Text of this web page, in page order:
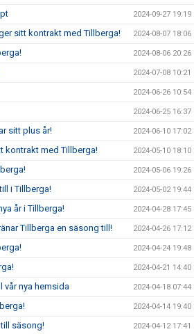
2024-09-27 19:19
sitt kontrakt med Tillberga! 2024-08-07 18:06
2024-08-06 20:26
2024-07-08 10:21
2024-06-26 10:54
2024-06-25 16:37
sitt plus år! 2024-06-10 17:02
kontrakt med Tillberga! 2024-05-10 18:10
2024-05-06 19:26
i Tillberga! 2024-05-02 19:44
år i Tillberga! 2024-04-28 17:45
Tillberga en säsong till! 2024-04-26 17:12
2024-04-24 19:48
2024-04-21 14:40
vår nya hemsida 2024-04-18 07:44
2024-04-14 19:40
säsong! 2024-04-12 17:41